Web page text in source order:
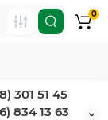
301 51 45
834 13 63
0